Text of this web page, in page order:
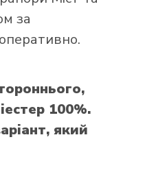
за
100%.
який